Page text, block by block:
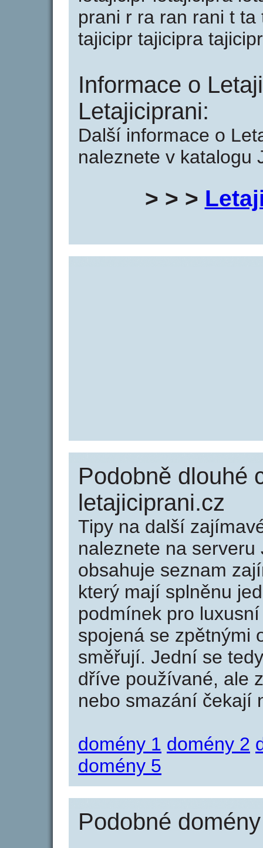
prani r ra ran rani t
tajicipr tajicipra
Informace o
Letajiciprani:
Další informace o
naleznete v katalogu
> > >
Podobně dlouhé
letajiciprani.cz
Tipy na další
naleznete na serveru
obsahuje seznam
který mají splněnu
podmínek pro
spojená se zpětnými
směřují. Jední se
dříve používané, ale
nebo smazání čekají
domény 1 domény 2
domény 5
Podobné